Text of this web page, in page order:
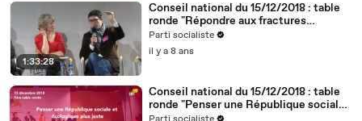
1:33:28
Conseil national du 15/12/2018 : table
ronde "Répondre aux fractures
territoriales, républicaines et
démocratiques"
Parti socialiste
il y a 8 ans
Conseil national du 15/12/2018 : table
ronde "Penser une République sociale
et écologique plus juste"